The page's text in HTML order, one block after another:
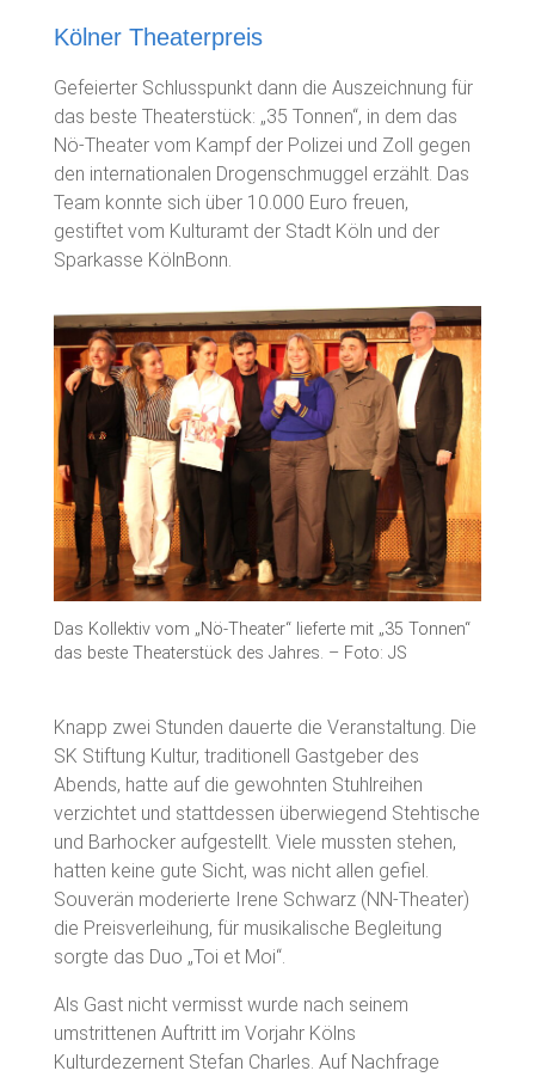
Kölner Theaterpreis
Gefeierter Schlusspunkt dann die Auszeichnung für
das beste Theaterstück: „35 Tonnen“, in dem das
Nö-Theater vom Kampf der Polizei und Zoll gegen
den internationalen Drogenschmuggel erzählt. Das
Team konnte sich über 10.000 Euro freuen,
gestiftet vom Kulturamt der Stadt Köln und der
Sparkasse KölnBonn.
Das Kollektiv vom „Nö-Theater“ lieferte mit „35 Tonnen“
das beste Theaterstück des Jahres. – Foto: JS
Knapp zwei Stunden dauerte die Veranstaltung. Die
SK Stiftung Kultur, traditionell Gastgeber des
Abends, hatte auf die gewohnten Stuhlreihen
verzichtet und stattdessen überwiegend Stehtische
und Barhocker aufgestellt. Viele mussten stehen,
hatten keine gute Sicht, was nicht allen gefiel.
Souverän moderierte Irene Schwarz (NN-Theater)
die Preisverleihung, für musikalische Begleitung
sorgte das Duo „Toi et Moi“.
Als Gast nicht vermisst wurde nach seinem
umstrittenen Auftritt im Vorjahr Kölns
Kulturdezernent Stefan Charles. Auf Nachfrage